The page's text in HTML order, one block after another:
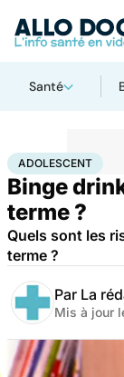
Santé
AccueilSantéMaladies
ADOLESCENT
Binge
terme ?
Quels sont les
terme ?
Par La
Mis à jour